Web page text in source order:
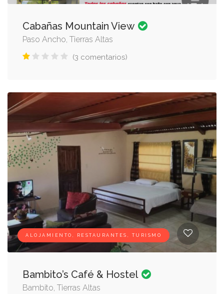
Cabañas Mountain View
Paso Ancho, Tierras Altas
(3 comentarios)
ALOJAMIENTO, RESTAURANTES, TURISMO
Bambito’s Café & Hostel
Bambito, Tierras Altas